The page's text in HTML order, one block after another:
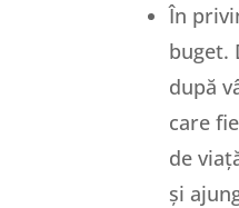
În
buget.
după
care
de
și